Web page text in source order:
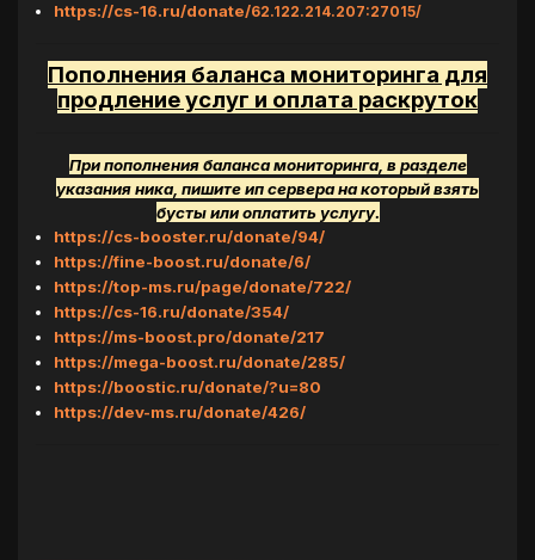
https://cs-16.ru/donate/62.122.214.207:27015/
Пополнения баланса мониторинга для
продление услуг и оплата раскруток
При пополнения баланса мониторинга, в разделе
указания ника, пишите ип сервера на который взять
бусты или оплатить услугу.
https://cs-booster.ru/donate/94/
https://fine-boost.ru/donate/6/
https://top-ms.ru/page/donate/722/
https://cs-16.ru/donate/354/
https://ms-boost.pro/donate/217
https://mega-boost.ru/donate/285/
https://boostic.ru/donate/?u=80
https://dev-ms.ru/donate/426/